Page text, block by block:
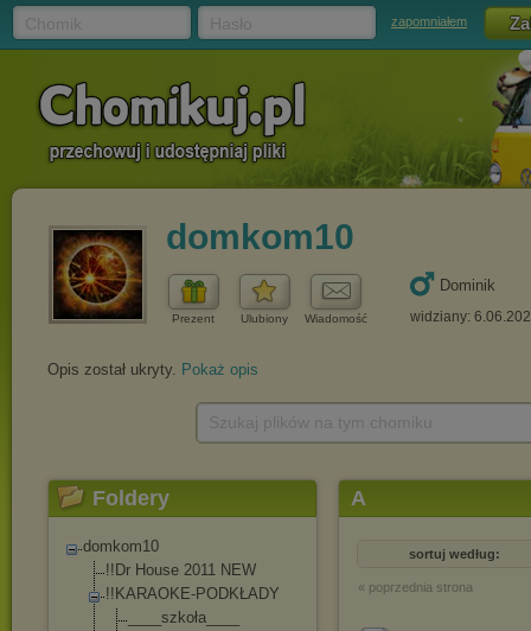
zapomniałem
domkom10
Prezent Ulubiony Wiadomość
Dominik
widziany:
Opis został ukryty. Pokaż opis
Foldery
domkom10
!!Dr House 2011 NEW
!!KARAOKE-PODKŁADY
____szkoła____
A
sortuj według:
« poprzednia strona